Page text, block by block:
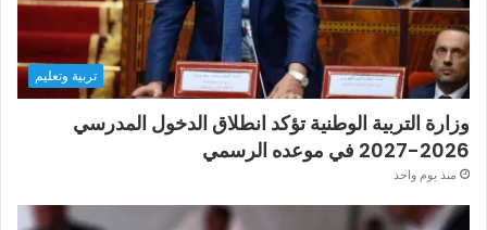
تربية وتعليم
وزارة التربية الوطنية تؤكد انطلاق الدخول المدرسي
2026-2027 في موعده الرسمي
منذ يوم واحد